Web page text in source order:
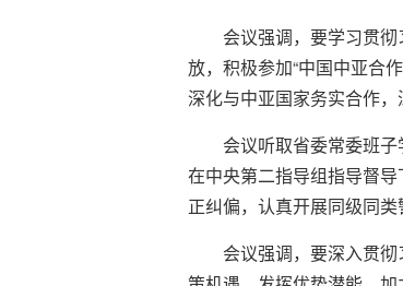
会议强调，要学习贯
放，积极参加“中国中亚合
深化与中亚国家务实合作，
会议听取省委常委班
在中央第二指导组指导督
正纠偏，认真开展同级同
会议强调，要深入贯